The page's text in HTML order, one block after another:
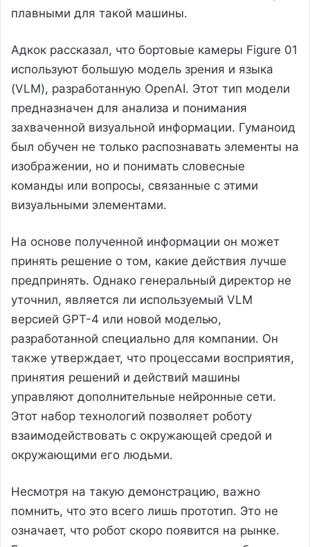
плавными для такой машины.
Адкок рассказал, что бортовые камеры Figure 01
используют большую модель зрения и языка
(VLM), разработанную OpenAI. Этот тип модели
предназначен для анализа и понимания
захваченной визуальной информации. Гуманоид
был обучен не только распознавать элементы на
изображении, но и понимать словесные
команды или вопросы, связанные с этими
визуальными элементами.
На основе полученной информации он может
принять решение о том, какие действия лучше
предпринять. Однако генеральный директор не
уточнил, является ли используемый VLM
версией GPT-4 или новой моделью,
разработанной специально для компании. Он
также утверждает, что процессами восприятия,
принятия решений и действий машины
управляют дополнительные нейронные сети.
Этот набор технологий позволяет роботу
взаимодействовать с окружающей средой и
окружающими его людьми.
Несмотря на такую демонстрацию, важно
помнить, что это всего лишь прототип. Это не
означает, что робот скоро появится на рынке.